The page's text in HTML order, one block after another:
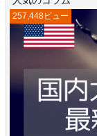
257,448ビュー